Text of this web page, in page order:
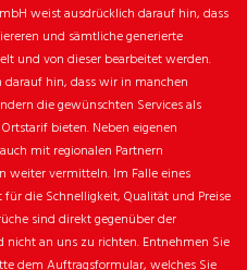
weist ausdrücklich darauf hin, dass
und sämtliche generierte
und von dieser bearbeitet werden.
darauf hin, dass wir in manchen
die gewünschten Services als
bieten. Neben eigenen
mit regionalen Partnern
weiter vermitteln. Im Falle eines
die Schnelligkeit, Qualität und Preise
sind direkt gegenüber der
an uns zu richten. Entnehmen Sie
dem Auftragsformular, welches Sie